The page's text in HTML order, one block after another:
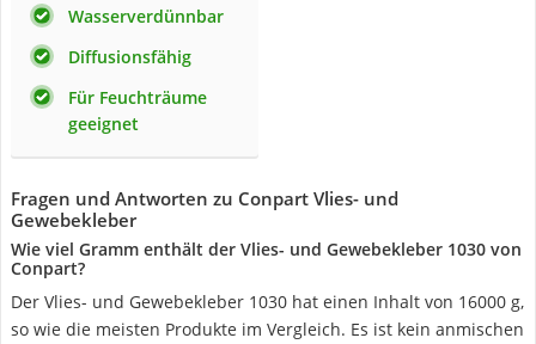
Wasserverdünnbar
Diffusionsfähig
Für Feuchträume
geeignet
Fragen und Antworten zu Conpart Vlies- und
Gewebekleber
Wie viel Gramm enthält der Vlies- und Gewebekleber 1030 von
Conpart?
Der Vlies- und Gewebekleber 1030 hat einen Inhalt von 16000 g,
so wie die meisten Produkte im Vergleich. Es ist kein anmischen